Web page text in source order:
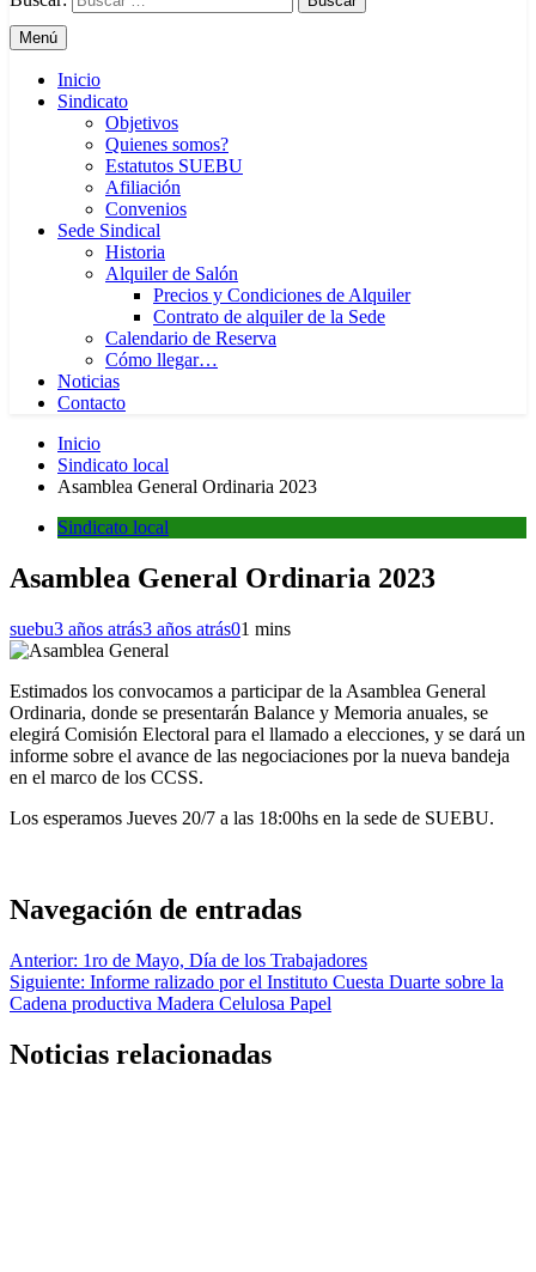
Menú
Inicio
Sindicato
Objetivos
Quienes somos?
Estatutos SUEBU
Afiliación
Convenios
Sede Sindical
Historia
Alquiler de Salón
Precios y Condiciones de Alquiler
Contrato de alquiler de la Sede
Calendario de Reserva
Cómo llegar…
Noticias
Contacto
Inicio
Sindicato local
Asamblea General Ordinaria 2023
Sindicato local
Asamblea General Ordinaria 2023
suebu3 años atrás3 años atrás01 mins
Estimados los convocamos a participar de la Asamblea General
Ordinaria, donde se presentarán Balance y Memoria anuales, se
elegirá Comisión Electoral para el llamado a elecciones, y se dará un
informe sobre el avance de las negociaciones por la nueva bandeja
en el marco de los CCSS.
Los esperamos Jueves 20/7 a las 18:00hs en la sede de SUEBU.
Navegación de entradas
Anterior: 1ro de Mayo, Día de los Trabajadores
Siguiente: Informe ralizado por el Instituto Cuesta Duarte sobre la
Cadena productiva Madera Celulosa Papel
Noticias relacionadas